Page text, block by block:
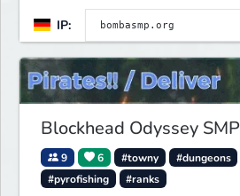
IP:
Blockhead Odyssey SMP
9 6 #towny #dungeons
#pyrofishing
#ranks